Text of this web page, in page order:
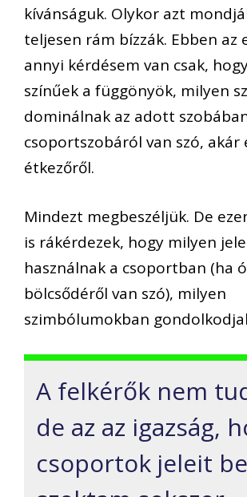
kívánságuk. Olykor azt
teljesen rám bízzák. Ebben az
annyi kérdésem van csak,
színűek a függönyök, milyen
dominálnak az adott
csoportszobáról van szó, akár
étkezőről.
Mindezt megbeszéljük. De
is rákérdezek, hogy milyen
használnak a csoportban (ha
bölcsődéről van szó), milyen
szimbólumokban
A felkérők nem
de az az igazság,
csoportok jeleit